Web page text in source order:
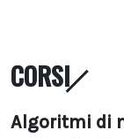
CORSI
Algoritmi di